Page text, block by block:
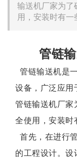
输送机厂家为了
用，安装时有一
管链
管链输送机是
设备，广泛应用
管链输送机厂家
全使用，安装时
首先，在进行
的工程设计。设